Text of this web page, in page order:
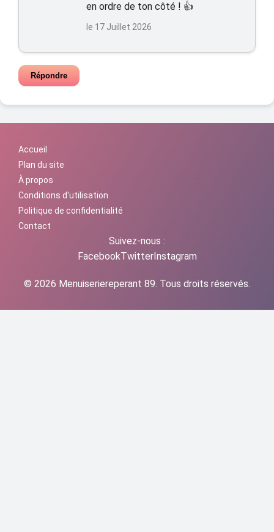
en ordre de ton côté ! 👍
le 17 Juillet 2026
Répondre
Accueil
Plan du site
À propos
Conditions d'utilisation
Politique de confidentialité
Contact
Suivez-nous :
FacebookTwitterInstagram
© 2026 Menuiseriereperant 89. Tous droits réservés.